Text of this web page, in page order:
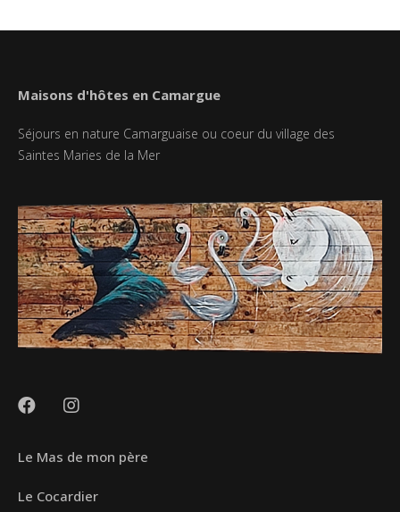
Maisons d'hôtes en Camargue
Séjours en nature Camarguaise ou coeur du village des
Saintes Maries de la Mer
Le Mas de mon père
Le Cocardier